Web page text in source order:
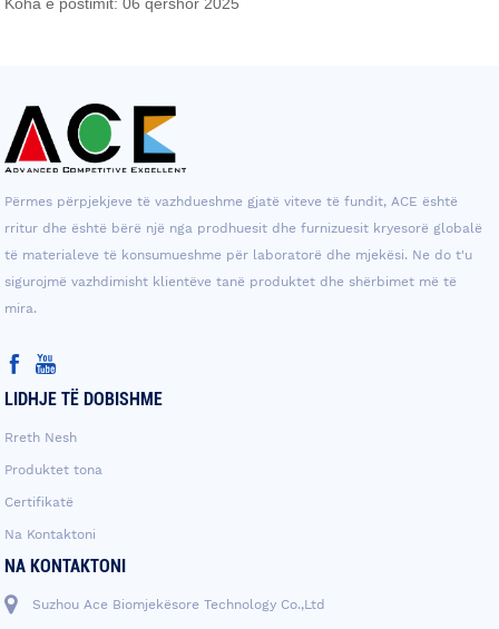
Përmes përpjekjeve të vazhdueshme gjatë viteve të fundit, ACE është
rritur dhe është bërë një nga prodhuesit dhe furnizuesit kryesorë globalë
të materialeve të konsumueshme për laboratorë dhe mjekësi. Ne do t'u
sigurojmë vazhdimisht klientëve tanë produktet dhe shërbimet më të
mira.
LIDHJE TË DOBISHME
Rreth Nesh
Produktet tona
Certifikatë
Na Kontaktoni
NA KONTAKTONI
Suzhou Ace Biomjekësore Technology Co.,Ltd